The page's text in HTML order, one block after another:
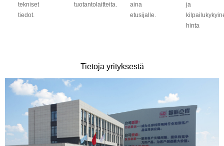
tekniset
tiedot.
tuotantolaitteita.
aina
etusijalle.
ja
hinta
Tietoja yrityksestä